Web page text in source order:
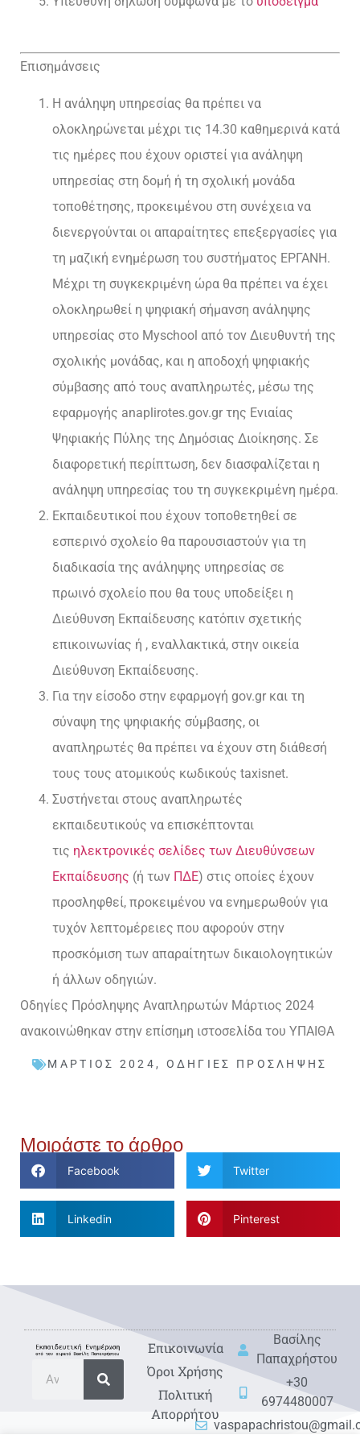
Επισημάνσεις
Η ανάληψη υπηρεσίας θα πρέπει να
ολοκληρώνεται μέχρι τις 14.30 καθημερινά κατά
τις ημέρες που έχουν οριστεί για ανάληψη
υπηρεσίας στη δομή ή τη σχολική μονάδα
τοποθέτησης, προκειμένου στη συνέχεια να
διενεργούνται οι απαραίτητες επεξεργασίες για
τη μαζική ενημέρωση του συστήματος ΕΡΓΑΝΗ.
Μέχρι τη συγκεκριμένη ώρα θα πρέπει να έχει
ολοκληρωθεί η ψηφιακή σήμανση ανάληψης
υπηρεσίας στο Myschool από τον Διευθυντή της
σχολικής μονάδας, και η αποδοχή ψηφιακής
σύμβασης από τους αναπληρωτές, μέσω της
εφαρμογής anaplirotes.gov.gr της Ενιαίας
Ψηφιακής Πύλης της Δημόσιας Διοίκησης. Σε
διαφορετική περίπτωση, δεν διασφαλίζεται η
ανάληψη υπηρεσίας του τη συγκεκριμένη ημέρα.
Εκπαιδευτικοί που έχουν τοποθετηθεί σε
εσπερινό σχολείο θα παρουσιαστούν για τη
διαδικασία της ανάληψης υπηρεσίας σε
πρωινό σχολείο που θα τους υποδείξει η
Διεύθυνση Εκπαίδευσης κατόπιν σχετικής
επικοινωνίας ή , εναλλακτικά, στην οικεία
Διεύθυνση Εκπαίδευσης.
Για την είσοδο στην εφαρμογή gov.gr και τη
σύναψη της ψηφιακής σύμβασης, οι
αναπληρωτές θα πρέπει να έχουν στη διάθεσή
τους τους ατομικούς κωδικούς taxisnet.
Συστήνεται στους αναπληρωτές
εκπαιδευτικούς να επισκέπτονται
τις ηλεκτρονικές σελίδες των Διευθύνσεων
Εκπαίδευσης (ή των ΠΔΕ) στις οποίες έχουν
προσληφθεί, προκειμένου να ενημερωθούν για
τυχόν λεπτομέρειες που αφορούν στην
προσκόμιση των απαραίτητων δικαιολογητικών
ή άλλων οδηγιών.
Οδηγίες Πρόσληψης Αναπληρωτών Μάρτιος 2024
ανακοινώθηκαν στην επίσημη ιστοσελίδα του ΥΠΑΙΘΑ
ΜΆΡΤΙΟΣ 2024, ΟΔΗΓΊΕΣ ΠΡΌΣΛΗΨΗΣ
Μοιράστε το άρθρο
Facebook Twitter
Linkedin Pinterest
Eπικοινωνία
Όροι Χρήσης
Πολιτική
Απορρήτου
Βασίλης
Παπαχρήστου
+30
6974480007